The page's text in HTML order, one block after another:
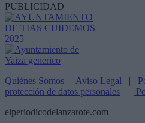
PUBLICIDAD
Quiénes Somos | Aviso Legal |
protección de datos personales |
elperiodicodelanzarote.com